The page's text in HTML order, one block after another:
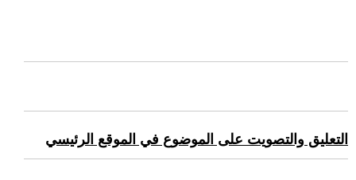
التعليق والتصويت على الموضوع في الموقع الرئيسي